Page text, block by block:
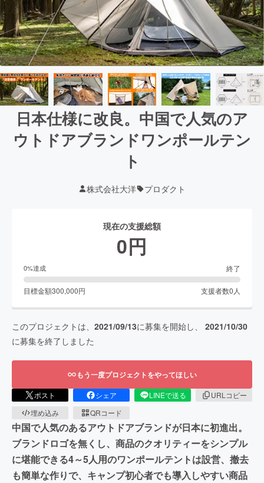
日本仕様に改良。中国で人気のア
ウトドアブランドワンポールテン
ト
株式会社大洋 プロダクト
現在の支援総額
0円
0%達成 終了
目標金額300,000円 支援者数0 人
このプロジェクトは、 2021/09/13に募集を開始し、 2021/10/30
に募集を終了しました
もう一度プロジェクトをやってほしい
ポスト シェア LINEで送る
URLコピー
埋め込み
QRコード
中国で人気のあるアウトドアブランドが日本に初進出。
ブランドロゴを無くし、商品のクオリティーをシンプル
に堪能できる4～5人用のワンポールテントは設営、撤去
も簡単な作りで、キャンプ初心者でも導入しやすい商品